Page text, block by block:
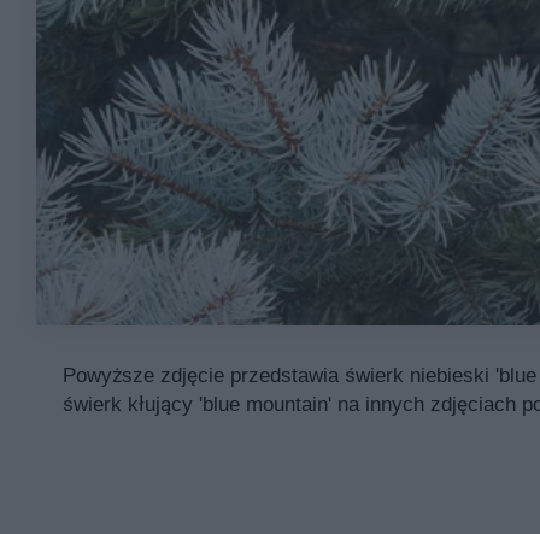
Powyższe zdjęcie przedstawia świerk niebieski
świerk kłujący 'blue mountain' na innych zdjęciach